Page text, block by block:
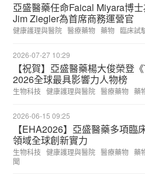
亞盛醫藥任命Faical Miyara博
Jim Ziegler為首席商務運營官
健康護理與醫院 醫療藥物 藥物 臨床試
2026-07-27 10:29
【祝賀】亞盛醫藥楊大俊榮登
2026全球最具影響力人物榜
生物科技 健康護理與醫院 醫療藥物 藥
2026-06-15 09:25
【EHA2026】亞盛醫藥多項
領域全球創新實力
生物科技 健康護理與醫院 醫療藥物 藥
聞